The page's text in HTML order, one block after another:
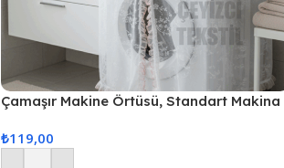
Çamaşır Makine Örtüsü, Standart Makina
₺119,00